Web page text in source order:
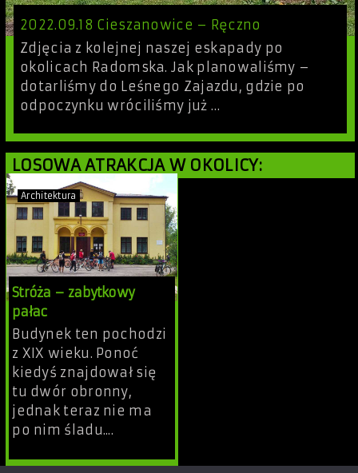
2022.09.18 Cieszanowice – Ręczno
Zdjęcia z kolejnej naszej eskapady po
okolicach Radomska. Jak planowaliśmy –
dotarliśmy do Leśnego Zajazdu, gdzie po
odpoczynku wróciliśmy już …
LOSOWA ATRAKCJA W OKOLICY:
Architektura
Stróża – zabytkowy
pałac
Budynek ten pochodzi
z XIX wieku. Ponoć
kiedyś znajdował się
tu dwór obronny,
jednak teraz nie ma
po nim śladu....